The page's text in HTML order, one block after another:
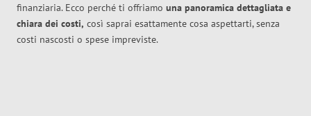
finanziaria. Ecco perché ti offriamo una panoramica dettagliata e
chiara dei costi, così saprai esattamente cosa aspettarti, senza
costi nascosti o spese impreviste.